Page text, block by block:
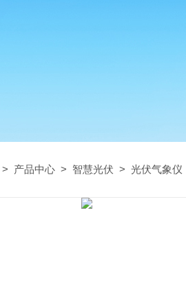
> 产品中心 > 智慧光伏 > 光伏气象仪